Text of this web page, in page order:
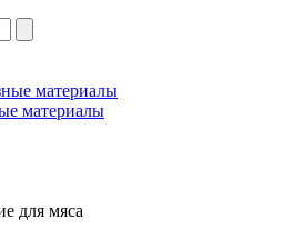
материалы
материалы
для мяса